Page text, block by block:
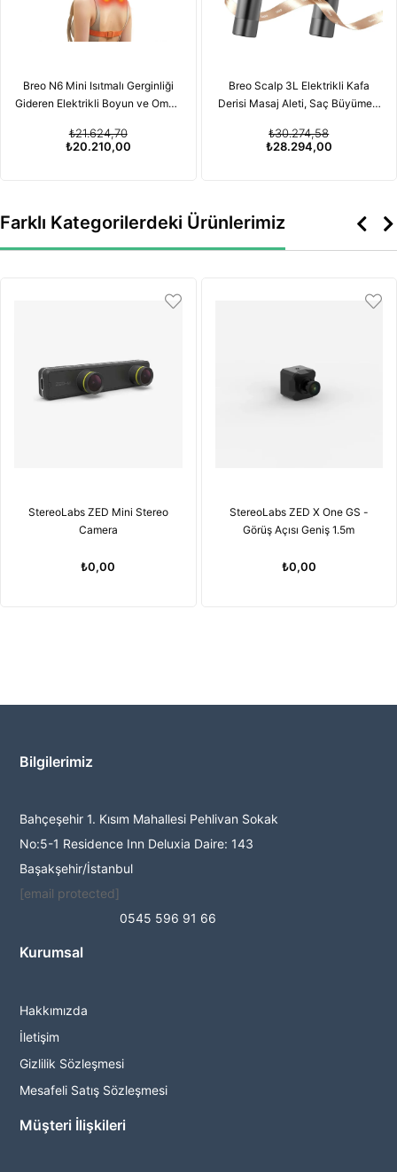
Breo N6 Mini Isıtmalı Gerginliği
Gideren Elektrikli Boyun ve Omuz
₺20.210,00
₺21.624,70
Breo Scalp 3L Elektrikli Kafa
Derisi Masaj Aleti, Saç Büyümesi
Özelliğiyle
₺28.294,00
₺30.274,58
Farklı Kategorilerdeki Ürünlerimiz
StereoLabs ZED Mini Stereo
Camera
₺0,00
StereoLabs ZED X One GS -
Görüş Açısı Geniş 1.5m
₺0,00
Bilgilerimiz
Bahçeşehir 1. Kısım Mahallesi Pehlivan Sokak
No:5-1 Residence Inn Deluxia Daire: 143
Başakşehir/İstanbul
[email protected]
0545 596 91 66
Kurumsal
Hakkımızda
İletişim
Gizlilik Sözleşmesi
Mesafeli Satış Sözleşmesi
Müşteri İlişkileri